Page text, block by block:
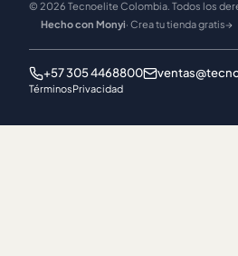
© 2026 Tecnoelite Colombia. Todos los
Hecho con Monyi· Crea tu tienda gratis→
+57 305 4468800
TérminosPrivacidad